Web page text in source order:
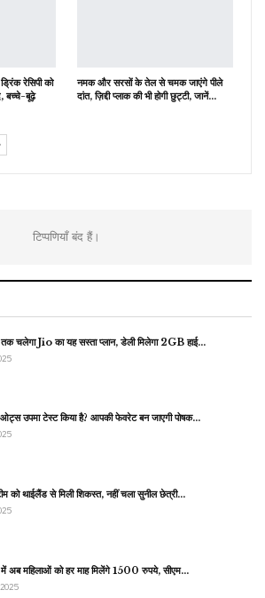
रेसिपी को
बच्चे-बूढ़े
नमक और सरसों के तेल से चमक जाएंगे पीले
दांत, ज़िद्दी प्लाक की भी होगी छुट्टी, जानें…
टिप्पणियाँ बंद हैं।
चलेगा Jio का यह सस्ता प्लान, डेली मिलेगा 2GB हाई…
ओट्स उपमा टेस्ट किया है? आपकी फेवरेट बन जाएगी पोषक…
को थाईलैंड से मिली शिकस्त, नहीं चला सुनील छेत्री…
में अब महिलाओं को हर माह मिलेंगे 1500 रुपये, सीएम…